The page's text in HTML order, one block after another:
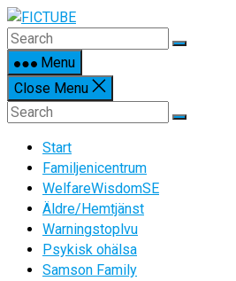
Skip
to
contentMenu
Close Menu
Start
Familjenicentrum
WelfareWisdomSE
Äldre/Hemtjänst
Warningstoplvu
Psykisk ohälsa
Samson Family